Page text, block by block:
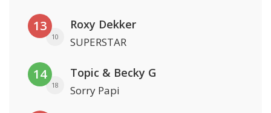
13
10
Roxy Dekker
SUPERSTAR
14
18
Topic & Becky G
Sorry Papi